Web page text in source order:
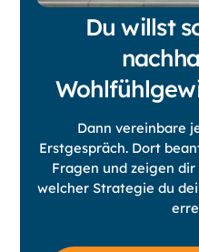
Du willst
Dann vereinbare
Erstgespräch. Dort
Fragen und zeigen
welcher Strategie du